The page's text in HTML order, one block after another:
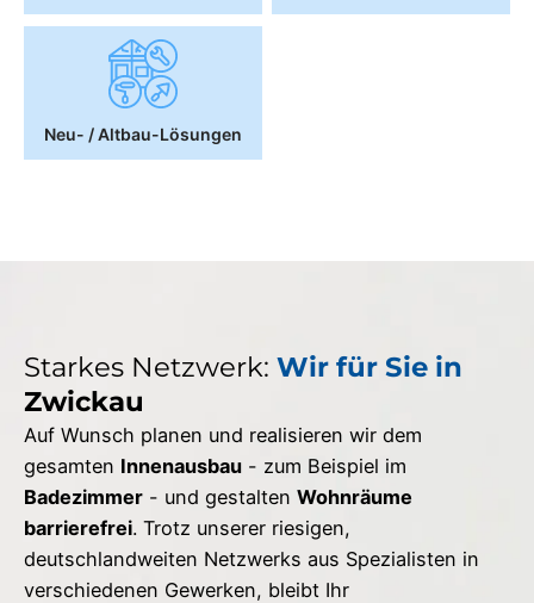
Neu- / Altbau-Lösungen
Starkes Netzwerk: Wir für Sie in
Zwickau
Auf Wunsch planen und realisieren wir dem
gesamten Innenausbau - zum Beispiel im
Badezimmer - und gestalten Wohnräume
barrierefrei. Trotz unserer riesigen,
deutschlandweiten Netzwerks aus Spezialisten in
verschiedenen Gewerken, bleibt Ihr